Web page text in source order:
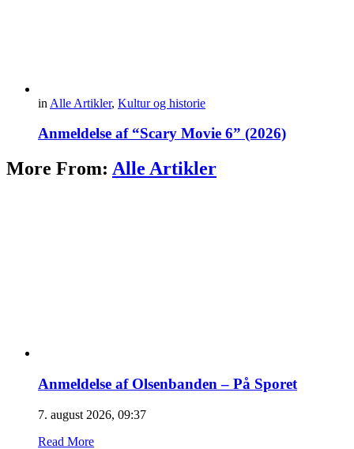
in Alle Artikler, Kultur og historie
Anmeldelse af “Scary Movie 6” (2026)
More From: Alle Artikler
Anmeldelse af Olsenbanden – På Sporet
7. august 2026, 09:37
Read More